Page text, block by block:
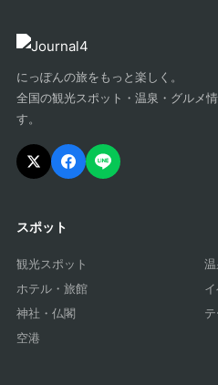
にっぽんの旅をもっと楽しく。
全国の観光スポット・温泉・グルメ
す。
スポット
観光スポット
ホテル・旅館
神社・仏閣
空港